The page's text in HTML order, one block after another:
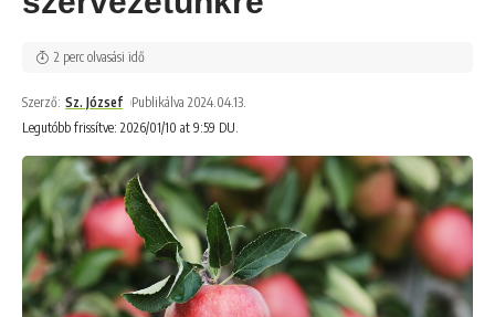
Legutóbb frissítve: 2026/01/10 at 9:59 DU.
Szerző: Sz. József Publikálva 2024.04.13.
2 perc olvasási idő